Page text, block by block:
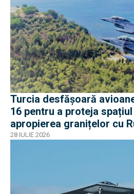
Turcia desfășoară
16 pentru a proteja
apropierea granițelor cu
28 IULIE 2026